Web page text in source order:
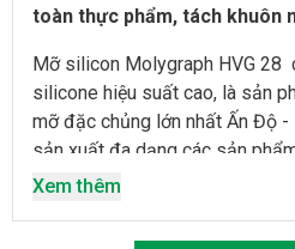
NHỰA VÀ CAO SU
toàn thực phẩm, tách khuôn
Mỡ silicon Molygraph HVG 28
silicone hiệu suất cao, là sản
mỡ đặc chủng lớn nhất Ấn Độ
sản xuất đa dạng các sản
dầu mỡ chịu nhiệt, dầu mỡ an
công cắt gọt, dầu dập vuốt kim
Xem thêm